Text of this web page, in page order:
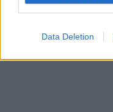
Data Deletion